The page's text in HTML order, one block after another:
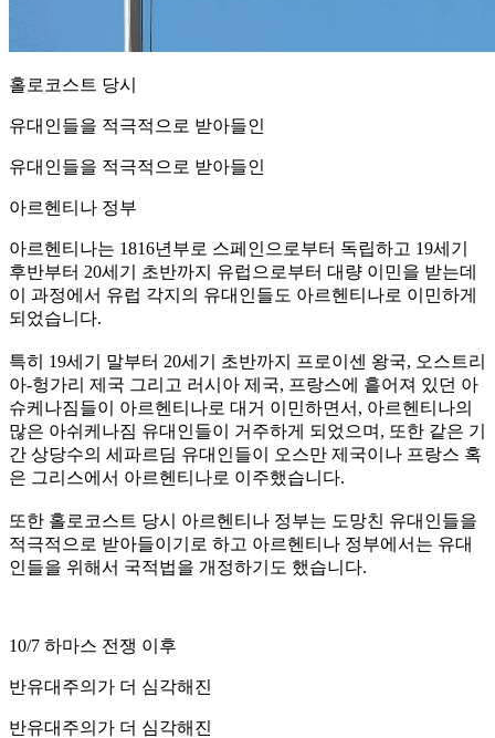
홀로코스트 당시
유대인들을 적극적으로 받아들인
유대인들을 적극적으로 받아들인
아르헨티나 정부
아르헨티나는 1816년부로 스페인으로부터 독립하고 19세기
후반부터 20세기 초반까지 유럽으로부터 대량 이민을 받는데
이 과정에서 유럽 각지의 유대인들도 아르헨티나로 이민하게
되었습니다.
특히 19세기 말부터 20세기 초반까지 프로이센 왕국, 오스트리
아-헝가리 제국 그리고 러시아 제국, 프랑스에 흩어져 있던 아
슈케나짐들이 아르헨티나로 대거 이민하면서, 아르헨티나의
많은 아쉬케나짐 유대인들이 거주하게 되었으며, 또한 같은 기
간 상당수의 세파르딤 유대인들이 오스만 제국이나 프랑스 혹
은 그리스에서 아르헨티나로 이주했습니다.
또한 홀로코스트 당시 아르헨티나 정부는 도망친 유대인들을
적극적으로 받아들이기로 하고 아르헨티나 정부에서는 유대
인들을 위해서 국적법을 개정하기도 했습니다.
10/7 하마스 전쟁 이후
반유대주의가 더 심각해진
반유대주의가 더 심각해진